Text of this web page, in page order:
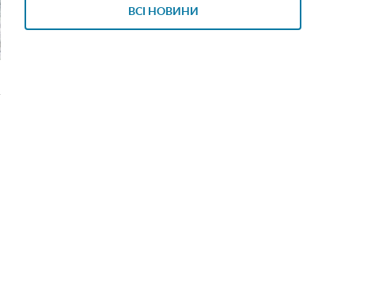
ВСІ НОВИНИ